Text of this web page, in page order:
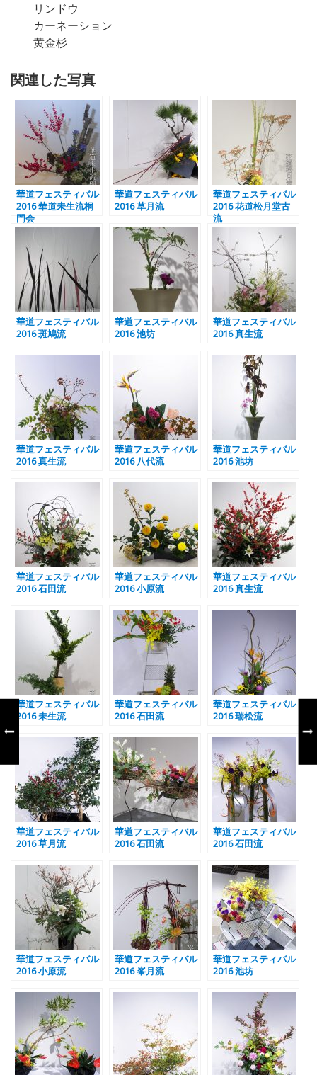
リンドウ
カーネーション
黄金杉
関連した写真
華道フェスティバル
2016 華道未生流桐
門会
華道フェスティバル
2016 草月流
華道フェスティバル
2016 花道松月堂古
流
華道フェスティバル
2016 斑鳩流
華道フェスティバル
2016 池坊
華道フェスティバル
2016 真生流
華道フェスティバル
2016 真生流
華道フェスティバル
2016 八代流
華道フェスティバル
2016 池坊
華道フェスティバル
2016 石田流
華道フェスティバル
2016 小原流
華道フェスティバル
2016 真生流
華道フェスティバル
2016 未生流
華道フェスティバル
2016 石田流
華道フェスティバル
2016 瑞松流
華道フェスティバル
2016 草月流
華道フェスティバル
2016 石田流
華道フェスティバル
2016 石田流
華道フェスティバル
2016 小原流
華道フェスティバル
2016 峯月流
華道フェスティバル
2016 池坊